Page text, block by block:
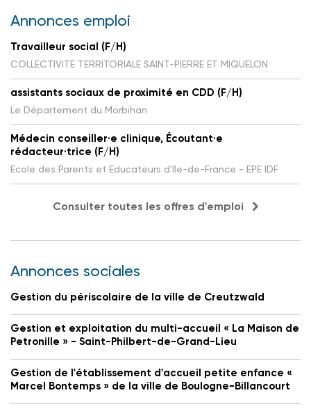
Annonces emploi
Travailleur social (F/H)
COLLECTIVITE TERRITORIALE SAINT-PIERRE ET MIQUELON
assistants sociaux de proximité en CDD (F/H)
Le Département du Morbihan
Médecin conseiller·e clinique, Écoutant·e
rédacteur·trice (F/H)
Ecole des Parents et Educateurs d'Ile-de-France - EPE IDF
Consulter toutes les offres d'emploi
Annonces sociales
Gestion du périscolaire de la ville de Creutzwald
Gestion et exploitation du multi-accueil « La Maison de
Petronille » - Saint-Philbert-de-Grand-Lieu
Gestion de l'établissement d'accueil petite enfance «
Marcel Bontemps » de la ville de Boulogne-Billancourt